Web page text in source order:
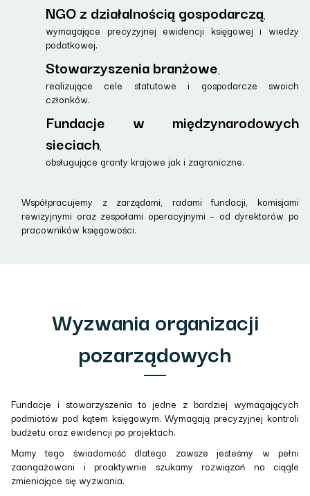
NGO z działalnością gospodarczą,
wymagające precyzyjnej ewidencji księgowej i wiedzy
podatkowej.
Stowarzyszenia branżowe,
realizujące cele statutowe i gospodarcze swoich
członków.
Fundacje w międzynarodowych
sieciach,
obsługujące granty krajowe jak i zagraniczne.
Współpracujemy z zarządami, radami fundacji, komisjami
rewizyjnymi oraz zespołami operacyjnymi – od dyrektorów po
pracowników księgowości.
Wyzwania organizacji
pozarządowych
Fundacje i stowarzyszenia to jedne z bardziej wymagających
podmiotów pod kątem księgowym. Wymagają precyzyjnej kontroli
budżetu oraz ewidencji po projektach.
Mamy tego świadomość dlatego zawsze jesteśmy w pełni
zaangażowani i proaktywnie szukamy rozwiązań na ciągle
zmieniające się wyzwania.